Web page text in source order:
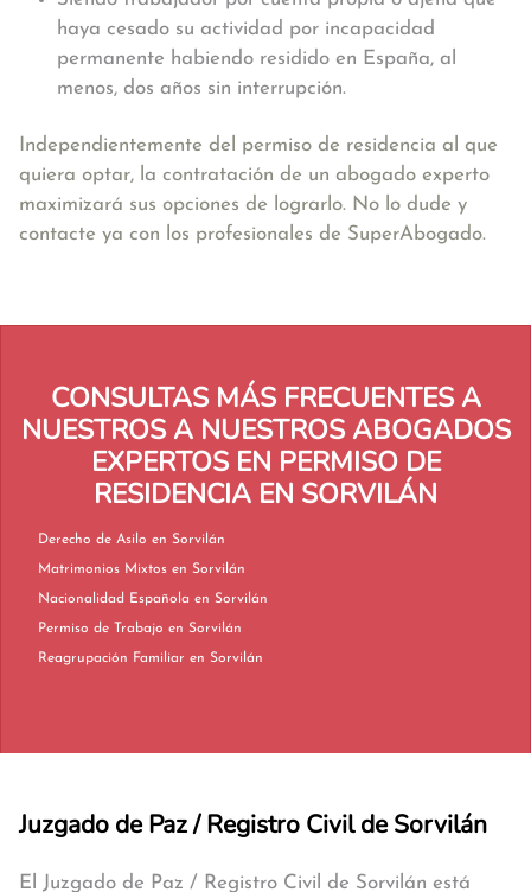
haya cesado su actividad por incapacidad
permanente habiendo residido en España, al
menos, dos años sin interrupción.
Independientemente del permiso de residencia al que
quiera optar, la contratación de un abogado experto
maximizará sus opciones de lograrlo. No lo dude y
contacte ya con los profesionales de SuperAbogado.
CONSULTAS MÁS FRECUENTES A
NUESTROS A NUESTROS ABOGADOS
EXPERTOS EN PERMISO DE
RESIDENCIA EN SORVILÁN
Derecho de Asilo en Sorvilán
Matrimonios Mixtos en Sorvilán
Nacionalidad Española en Sorvilán
Permiso de Trabajo en Sorvilán
Reagrupación Familiar en Sorvilán
Juzgado de Paz / Registro Civil de Sorvilán
El Juzgado de Paz / Registro Civil de Sorvilán está